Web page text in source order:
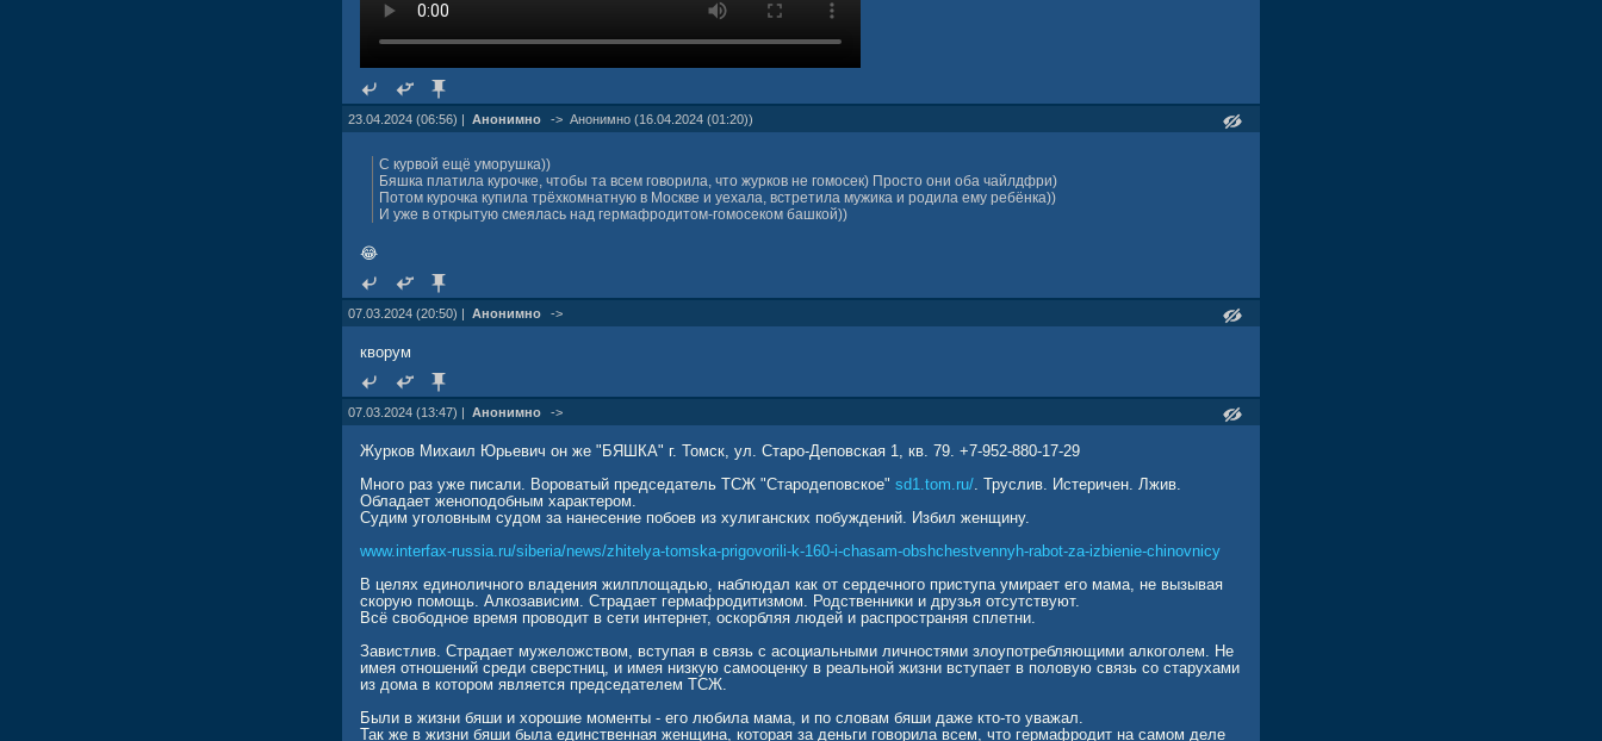
23.04.2024 (06:56) | Анонимно -> Анонимно (16.04.2024 (01:20))
С курвой ещё уморушка))
Бяшка платила курочке, чтобы та всем говорила, что журков не гомосек) Просто они оба чайлдфри)
Потом курочка купила трёхкомнатную в Москве и уехала, встретила мужика и родила ему ребёнка))
И уже в открытую смеялась над гермафродитом-гомосеком башкой))
😂
07.03.2024 (20:50) | Анонимно ->
кворум
07.03.2024 (13:47) | Анонимно ->
Журков Михаил Юрьевич он же "БЯШКА" г. Томск, ул. Старо-Деповская 1, кв. 79. +7-952-880-17-29
Много раз уже писали. Вороватый председатель ТСЖ "Стародеповское" sd1.tom.ru/. Труслив. Истеричен. Лжив.
Обладает женоподобным характером.
Судим уголовным судом за нанесение побоев из хулиганских побуждений. Избил женщину.
www.interfax-russia.ru/siberia/news/zhitelya-tomska-prigovorili-k-160-i-chasam-obshchestvennyh-rabot-za-izbienie-chinovnicy
В целях единоличного владения жилплощадью, наблюдал как от сердечного приступа умирает его мама, не вызывая
скорую помощь. Алкозависим. Страдает гермафродитизмом. Родственники и друзья отсутствуют.
Всё свободное время проводит в сети интернет, оскорбляя людей и распространяя сплетни.
Завистлив. Страдает мужеложством, вступая в связь с асоциальными личностями злоупотребляющими алкоголем. Не
имея отношений среди сверстниц, и имея низкую самооценку в реальной жизни вступает в половую связь со старухами
из дома в котором является председателем ТСЖ.
Были в жизни бяши и хорошие моменты - его любила мама, и по словам бяши даже кто-то уважал.
Так же в жизни бяши была единственная женщина, которая за деньги говорила всем, что гермафродит на самом деле